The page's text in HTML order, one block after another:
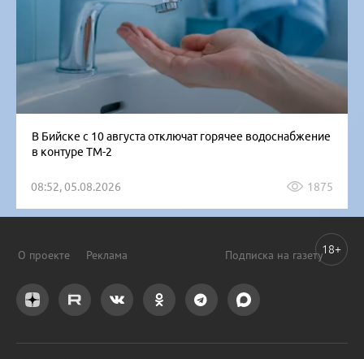
В Бийске с 10 августа отключат горячее водоснабжение
в контуре ТМ-2
08:52, 05.08.2026 1875
О проекте Реклама Подписка на газету18+